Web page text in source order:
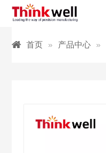
首页 » 产品中心 »